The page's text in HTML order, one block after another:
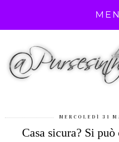
MERCOLEDÌ 31
Casa sicura? Si può